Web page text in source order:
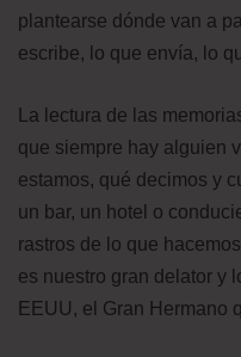
plantearse dónde van a
escribe, lo que envía, lo
La lectura de las
que siempre hay alguien
estamos, qué decimos y
un bar, un hotel o
rastros de lo que
es nuestro gran delator y
EEUU, el Gran Hermano